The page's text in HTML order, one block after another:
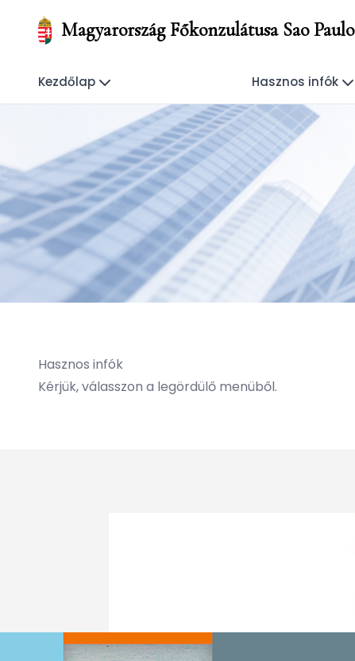
Magyarország Főkonzulátusa Sao Paulo
Kezdőlap Hasznos infók
Hasznos infók
Kérjük, válasszon a legördülő menüből.